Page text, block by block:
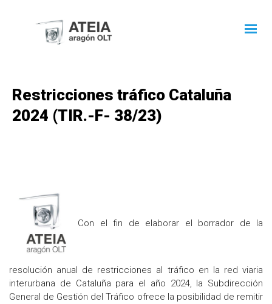
Restricciones tráfico Cataluña
2024 (TIR.-F- 38/23)
Con el fin de elaborar el borrador de la
resolución anual de restricciones al tráfico en la red viaria
interurbana de Cataluña para el año 2024, la Subdirección
General de Gestión del Tráfico ofrece la posibilidad de remitir